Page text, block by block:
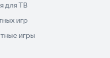
для ТВ
игр
игры